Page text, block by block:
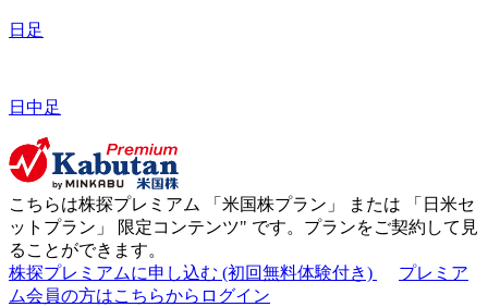
日足
日中足
こちらは株探プレミアム 「 米国株プラン 」 または 「 日米セ
ットプラン 」 限定コンテンツ" です。プランをご契約して見
ることができます。
株探プレミアムに申し込む (初回無料体験付き)
プレミア
ム会員の方はこちらからログイン